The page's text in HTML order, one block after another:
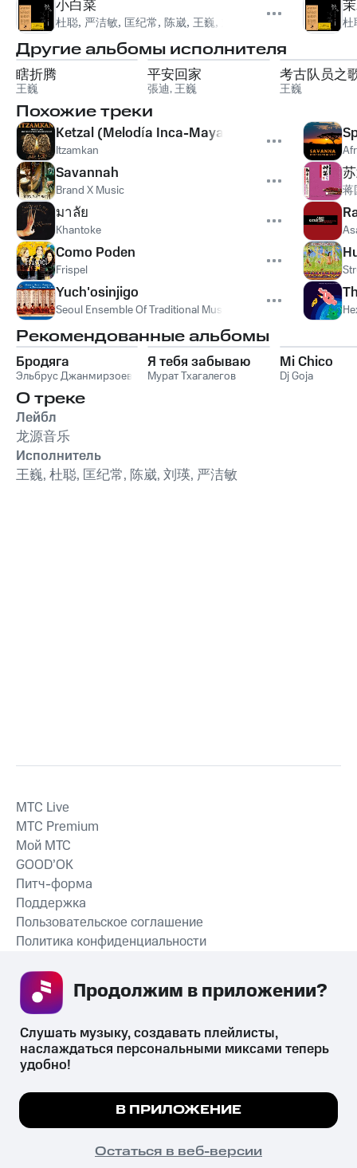
小白菜
杜聪, 严洁敏, 匡纪常, 陈崴, 王巍, 杜
Другие альбомы исполнителя
瞎折腾
王巍
平安回家
張迪,王巍
考古队员之
王巍
Похожие треки
Ketzal (Melodía Inca-Maya)
Itzamkan
Savannah
Brand X Music
มาลัย
Khantoke
Como Poden
Frispel
Yuch'osinjigo
Seoul Ensemble Of Traditional Music
蒋
Рекомендованные альбомы
Бродяга
Эльбрус Джанмирзоев
Я тебя забываю
Мурат Тхагалегов
Mi Chico
Dj Goja
О треке
Лейбл
龙源音乐
Исполнитель
王巍, 杜聪, 匡纪常, 陈崴, 刘瑛, 严洁敏
СКАЧАТЬ ПРИЛОЖЕНИЕ
MTС Live
MTС Premium
Мой МТС
GOOD’OK
Питч-форма
Поддержка
Пользовательское соглашение
Политика конфиденциальности
психотропных веществ, их аналогов причиняет вред здоровью,
их незаконный оборот запрещён и влечёт установленную
законодательством ответственность.
© 2026 ООО «КИОН».
Все права защищены
Мы используем куки, чтобы на сайте все
Подробнее
ПОНЯТНО
Слушать музыку, создавать плейлисты,
наслаждаться персональными миксами теперь
удобно!
В ПРИЛОЖЕНИЕ
Остаться в веб-версии